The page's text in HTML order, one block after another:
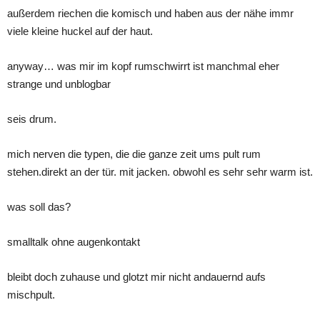
außerdem riechen die komisch und haben aus der nähe immr
viele kleine huckel auf der haut.
anyway… was mir im kopf rumschwirrt ist manchmal eher
strange und unblogbar
seis drum.
mich nerven die typen, die die ganze zeit ums pult rum
stehen.direkt an der tür. mit jacken. obwohl es sehr sehr warm ist.
was soll das?
smalltalk ohne augenkontakt
bleibt doch zuhause und glotzt mir nicht andauernd aufs
mischpult.